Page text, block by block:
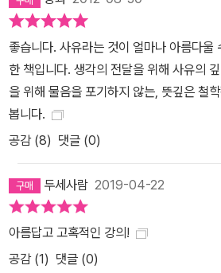
에 이끌리는 것이라고 정의한다. 그 무언가
름다움은 진실의 문제이다. 하지만 눈으로
하는 것이 아니라, 우리가 통제할 수 없는
는 진실을 의미한다. 이러한 강의를 통해
랑과 예술이 각기 개별적인 것이 아니라,
좋습니다. 사유라는 것이 얼마나 아름다울
한 책입니다. 생각의 전달을 위해 사유의
을 위해 물음을 포기하지 않는, 뜻깊은 철
봅니다.
공감 (8) 댓글 (0)
두세사람 2019-04-22
아름답고 고혹적인 강의!
공감 (1) 댓글 (0)